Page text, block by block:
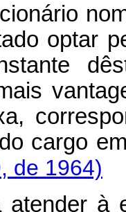
optar
do
de 1964)
atender à